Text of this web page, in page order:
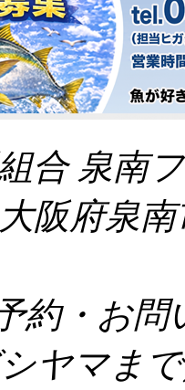
合 泉南
大阪府泉
約・お
シヤマま